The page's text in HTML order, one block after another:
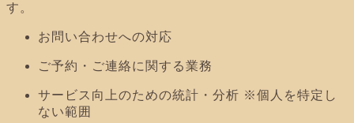
す。
お問い合わせへの対応
ご予約・ご連絡に関する業務
サービス向上のための統計・分析 ※個人を特定し
ない範囲